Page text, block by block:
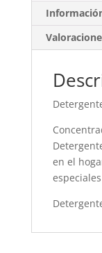
en el